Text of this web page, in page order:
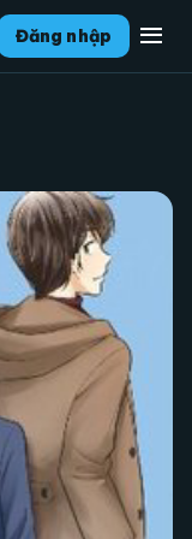
Đăng nhập menu